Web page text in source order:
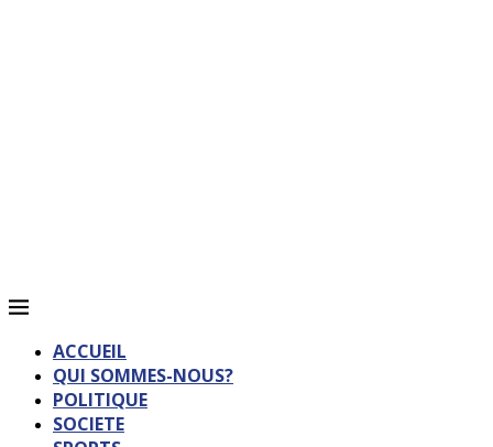
ACCUEIL
QUI SOMMES-NOUS?
POLITIQUE
SOCIETE